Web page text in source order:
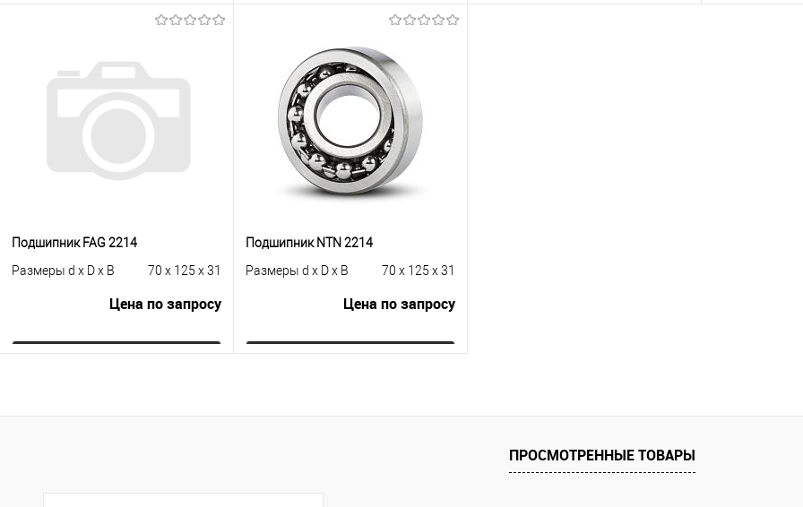
Запросить цену
Купить в 1 клик
В избранное
Купить в 1 клик
К сравнению
В избранное
В наличии
Подшипник FAG 2214
Размеры d x D x B
70 x 125 x 31
Цена по запросу
Купить в 1 клик
К сравнению
Подшипник NTN 2214
Размеры d x D x B
70 x 125 x 31
Цена по запросу
Купить в 1 клик
К сравнению
ПРОСМОТРЕННЫЕ ТОВАРЫ